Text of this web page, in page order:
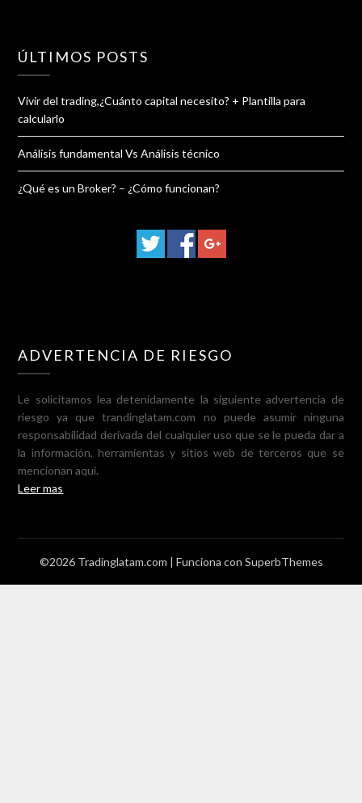
ÚLTIMOS POSTS
Vivir del trading,¿Cuánto capital necesito? + Plantilla para
calcularlo
Análisis fundamental Vs Análisis técnico
¿Qué es un Broker? – ¿Cómo funcionan?
ADVERTENCIA DE RIESGO
Le solicitamos lea detenidamente la siguiente advertencia de
riesgo ya que trandinglatam.com no puede asumir ninguna
responsabilidad derivada del cualquier uso que se le pueda dar a
la información, herramientas y sitios web de terceros que se
mencionan aquí.
Leer mas
©2026 Tradinglatam.com | Funciona con SuperbThemes